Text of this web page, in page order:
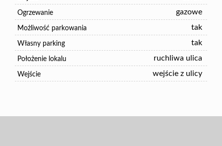
Ogrzewanie gazowe
Możliwość parkowania tak
Własny parking tak
Położenie lokalu ruchliwa ulica
Wejście wejście z ulicy